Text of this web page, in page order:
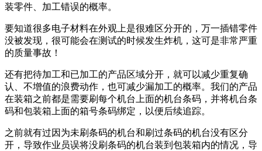
装零件、加工错误的概率。
要知道很多电子材料在外观上是很难区分开的，万一插错零件
没被发现，很可能会在测试的时候发生炸机，这可是非常严重
的质量事故！
还有把待加工和已加工的产品区域分开，就可以减少重复确
认、不增值的浪费动作，也可减少漏加工的概率。我们的产品
在装箱之前都是需要刷每个机台上面的机台条码，并将机台条
码和包装箱上面的箱号条码绑定，以便后续追踪。
之前就有过因为未刷条码的机台和刷过条码的机台没有区分
开，导致作业员误将没刷条码的机台装到包装箱内的情况，导